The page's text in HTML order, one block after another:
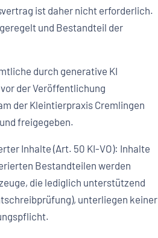
ist daher nicht erforderlich.
und Bestandteil der
durch generative KI
der Veröffentlichung
der Kleintierpraxis Cremlingen
freigegeben.
Inhalte (Art. 50 KI-VO): Inhalte
Bestandteilen werden
die lediglich unterstützend
unterliegen keiner